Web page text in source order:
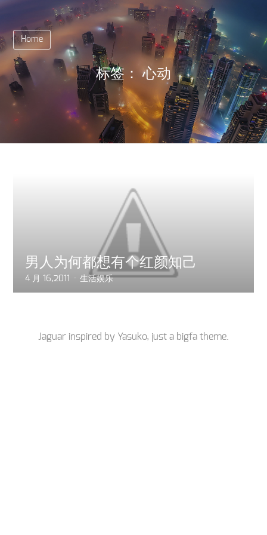
Home
标签：心动
男人为何都想有个红颜知己
4 月 16,2011 生活娱乐
Jaguar inspired by Yasuko, just a bigfa theme.